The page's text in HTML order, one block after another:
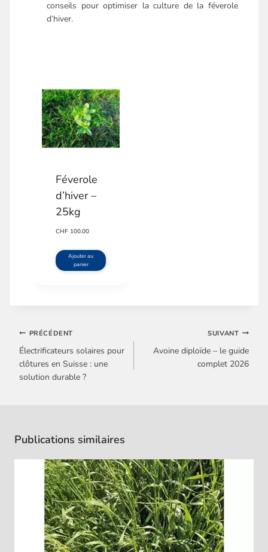
conseils pour optimiser la culture de la féverole
d’hiver.
Féverole
d’hiver –
25kg
CHF 100.00
Ajouter au
panier
PRÉCÉDENT
Électrificateurs solaires pour
clôtures en Suisse : une
solution durable ?
SUIVANT
Avoine diploïde – le guide
complet 2026
Publications similaires